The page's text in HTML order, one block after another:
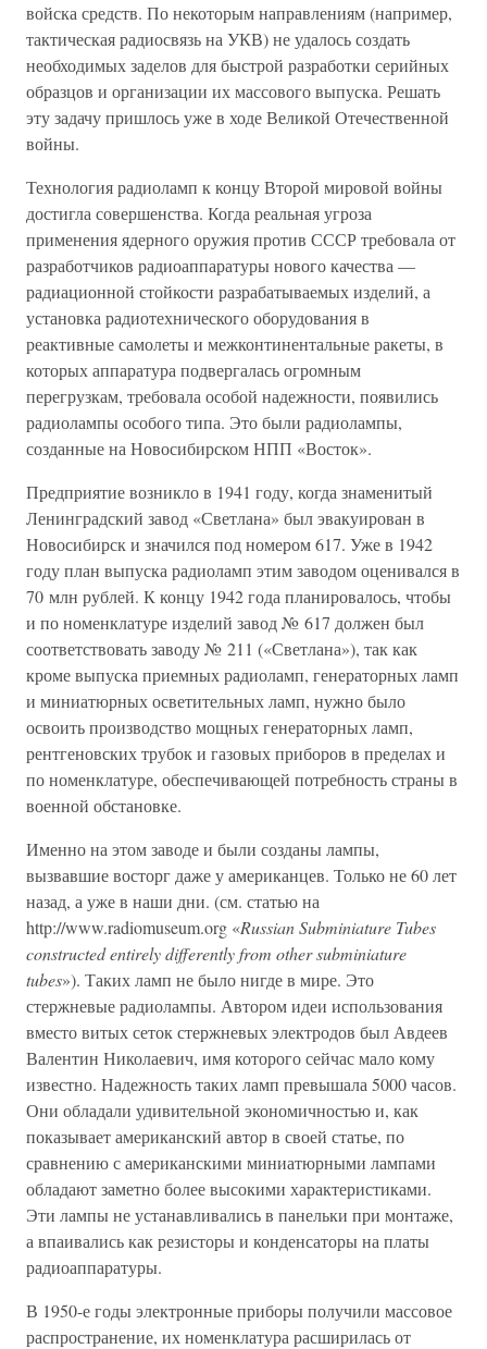
войска средств. По некоторым направлениям (например,
тактическая радиосвязь на УКВ) не удалось создать
необходимых заделов для быстрой разработки серийных
образцов и организации их массового выпуска. Решать
эту задачу пришлось уже в ходе Великой Отечественной
войны.
Технология радиоламп к концу Второй мировой войны
достигла совершенства. Когда реальная угроза
применения ядерного оружия против СССР требовала от
разработчиков радиоаппаратуры нового качества —
радиационной стойкости разрабатываемых изделий, а
установка радиотехнического оборудования в
реактивные самолеты и межконтинентальные ракеты, в
которых аппаратура подвергалась огромным
перегрузкам, требовала особой надежности, появились
радиолампы особого типа. Это были радиолампы,
созданные на Новосибирском НПП «Восток».
Предприятие возникло в 1941 году, когда знаменитый
Ленинградский завод «Светлана» был эвакуирован в
Новосибирск и значился под номером 617. Уже в 1942
году план выпуска радиоламп этим заводом оценивался в
70 млн рублей. К концу 1942 года планировалось, чтобы
и по номенклатуре изделий завод № 617 должен был
соответствовать заводу № 211 («Светлана»), так как
кроме выпуска приемных радиоламп, генераторных ламп
и миниатюрных осветительных ламп, нужно было
освоить производство мощных генераторных ламп,
рентгеновских трубок и газовых приборов в пределах и
по номенклатуре, обеспечивающей потребность страны в
военной обстановке.
Именно на этом заводе и были созданы лампы,
вызвавшие восторг даже у американцев. Только не 60 лет
назад, а уже в наши дни. (см. статью на
http://www.radiomuseum.org «Russian Subminiature Tubes
constructed entirely differently from other subminiature
tubes»). Таких ламп не было нигде в мире. Это
стержневые радиолампы. Автором идеи использования
вместо витых сеток стержневых электродов был Авдеев
Валентин Николаевич, имя которого сейчас мало кому
известно. Надежность таких ламп превышала 5000 часов.
Они обладали удивительной экономичностью и, как
показывает американский автор в своей статье, по
сравнению с американскими миниатюрными лампами
обладают заметно более высокими характеристиками.
Эти лампы не устанавливались в панельки при монтаже,
а впаивались как резисторы и конденсаторы на платы
радиоаппаратуры.
В 1950-е годы электронные приборы получили массовое
распространение, их номенклатура расширилась от